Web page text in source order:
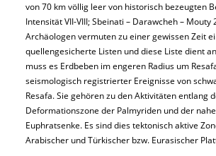
von 70 km völlig leer von historisch bezeugten
Intensität VII-VIII; Sbeinati – Darawcheh –
Archäologen vermuten zu einer gewissen Zeit
quellengesicherte Listen und diese Liste dient
muss es Erdbeben im engeren Radius um
seismologisch registrierter Ereignisse von
Resafa. Sie gehören zu den Aktivitäten entlang
Deformationszone der Palmyriden und der
Euphratsenke. Es sind dies tektonisch aktive
Arabischer und Türkischer bzw. Eurasischer